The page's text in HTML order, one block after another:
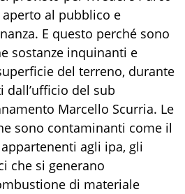
al pubblico e
E questo perché sono
sostanze inquinanti e
del terreno, durante
del sub
Marcello Scurria. Le
sono contaminanti come il
agli ipa, gli
che si generano
di materiale